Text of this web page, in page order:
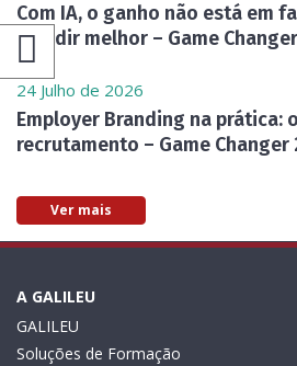
Com IA, o ganho não está em
decidir melhor – Game
24 Julho de 2026
Employer Branding na prática:
recrutamento – Game Changer
Ver mais
A GALILEU
GALILEU
Soluções de Formação